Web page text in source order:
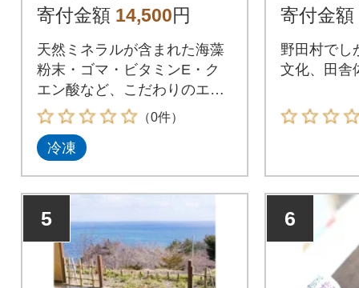
寄付金額 14,500円
天然ミネラルが含まれた海藻
粉末・ゴマ・ビタミンE・ク
エン酸など、こだわりのエサ
で育てた南部福来豚
（0件）
冷凍
寄付金額
野田村でし
文化、田舎
5 6